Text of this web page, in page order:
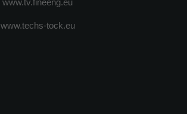
www.tv.fineeng.eu
www.techs-tock.eu